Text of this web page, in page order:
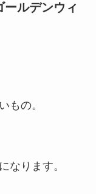
ルデンウィ
もの。
なります。